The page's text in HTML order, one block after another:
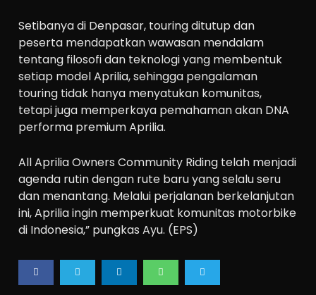
Setibanya di Denpasar, touring ditutup dan
peserta mendapatkan wawasan mendalam
tentang filosofi dan teknologi yang membentuk
setiap model Aprilia, sehingga pengalaman
touring tidak hanya menyatukan komunitas,
tetapi juga memperkaya pemahaman akan DNA
performa premium Aprilia.
All Aprilia Owners Community Riding telah menjadi
agenda rutin dengan rute baru yang selalu seru
dan menantang. Melalui perjalanan berkelanjutan
ini, Aprilia ingin memperkuat komunitas motorbike
di Indonesia,” pungkas Ayu. (EPS)